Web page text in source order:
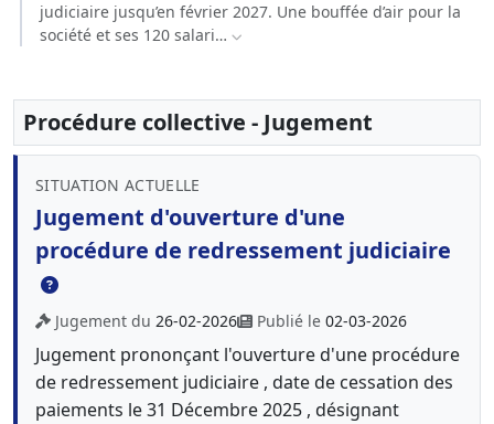
judiciaire jusqu’en février 2027. Une bouffée d’air pour la
société et ses 120 salari…
Procédure collective - Jugement
SITUATION ACTUELLE
Jugement d'ouverture d'une
procédure de redressement judiciaire
Jugement du 26-02-2026 Publié le 02-03-2026
Jugement prononçant l'ouverture d'une procédure
de redressement judiciaire , date de cessation des
paiements le 31 Décembre 2025 , désignant